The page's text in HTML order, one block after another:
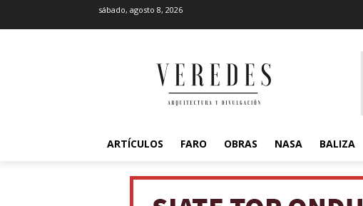
sábado, agosto 8, 2026
ARTÍCULOS FARO OBRAS NASA BALIZA